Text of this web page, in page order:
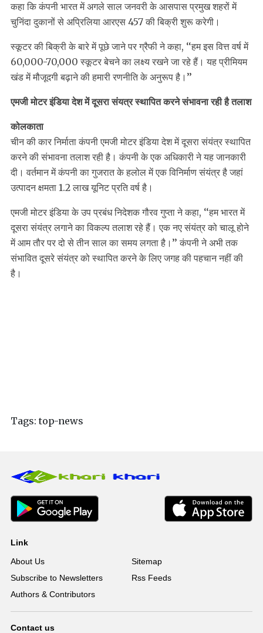
कहा कि कंपनी भारत में अगले साल जनवरी के आसपास प्रमुख शहरों में
चुनिंदा दुकानों से अप्रिलिया आरएस 457 की बिक्री शुरू करेगी।
स्कूटर की बिक्री के बारे में पूछे जाने पर ग्रैफी ने कहा, ‘‘हम इस वित्त वर्ष में
60,000-70,000 स्कूटर बेचने का लक्ष्य रखने जा रहे हैं। यह प्रीमियम
खंड में मौजूदगी बढ़ाने की हमारी रणनीति के अनुरूप है।’’
एमजी मोटर इंडिया देश में दूसरा संयत्र स्थापित करने संभावना रही है तलाश
कोलकाता
चीन की कार निर्माता कंपनी एमजी मोटर इंडिया देश में दूसरा संयंत्र स्थापित
करने की संभावना तलाश रही है। कंपनी के एक अधिकारी ने यह जानकारी
दी। वर्तमान में कंपनी का गुजरात के हलोल में एक विनिर्माण संयंत्र है जहां
उत्पादन क्षमता 1.2 लाख यूनिट प्रति वर्ष है।
एमजी मोटर इंडिया के उप प्रबंध निदेशक गौरव गुप्ता ने कहा, ‘‘हम भारत में
दूसरा संयंत्र लगाने का विकल्प तलाश रहे हैं। एक नए संयंत्र को चालू होने
में आम तौर पर दो से तीन साल का समय लगता है।’’ कंपनी ने अभी तक
संभावित दूसरे संयंत्र को स्थापित करने के लिए जगह की पहचान नहीं की
है।
Tags: top-news
Link
About Us
Sitemap
Subscribe to Newsletters
Rss Feeds
Authors & Contributors
Contact us